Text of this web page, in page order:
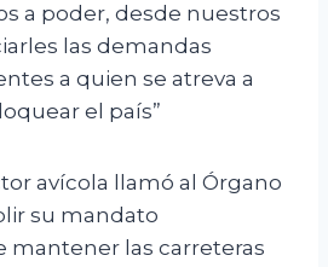
a poder, desde nuestros
las demandas
a quien se atreva a
el país”
avícola llamó al Órgano
su mandato
mantener las carreteras